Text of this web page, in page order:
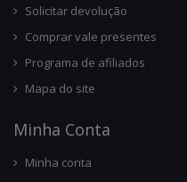
Solicitar devolução
Comprar vale presentes
Programa de afiliados
Mapa do site
Minha Conta
Minha conta